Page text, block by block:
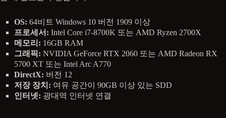
OS: 64비트 Windows 10 버전 1909 이상
프로세서: Intel Core i7-8700K 또는 AMD Ryzen 2700X
메모리: 16GB RAM
그래픽: NVIDIA GeForce RTX 2060 또는 AMD Radeon RX
5700 XT 또는 Intel Arc A770
DirectX: 버전 12
저장 장치: 여유 공간이 90GB 이상 있는 SDD
인터넷: 광대역 인터넷 연결